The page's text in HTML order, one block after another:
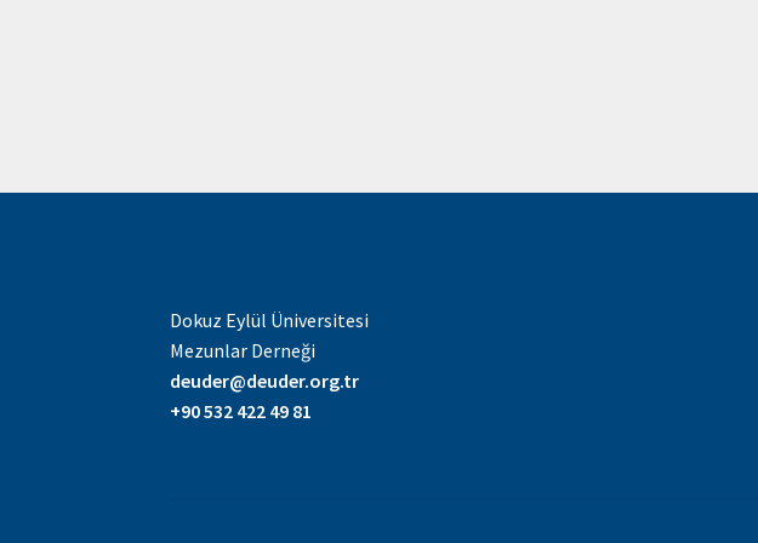
Dokuz Eylül Üniversitesi
Mezunlar Derneği
deuder@deuder.org.tr
+90 532 422 49 81